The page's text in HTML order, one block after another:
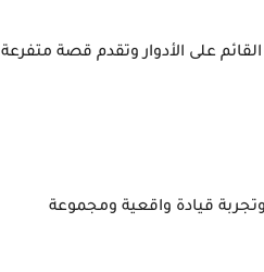
على الأدوار وتقدم قصة متفرعة
قيادة واقعية ومجموعة